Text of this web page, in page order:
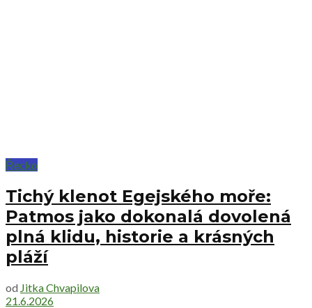
Řecko
Tichý klenot Egejského moře:
Patmos jako dokonalá dovolená
plná klidu, historie a krásných
pláží
od Jitka Chvapilova
21.6.2026